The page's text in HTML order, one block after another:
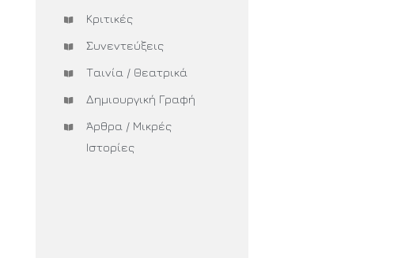
Κριτικές
Συνεντεύξεις
Ταινία / Θεατρικά
Δημιουργική Γραφή
Άρθρα / Μικρές
Ιστορίες